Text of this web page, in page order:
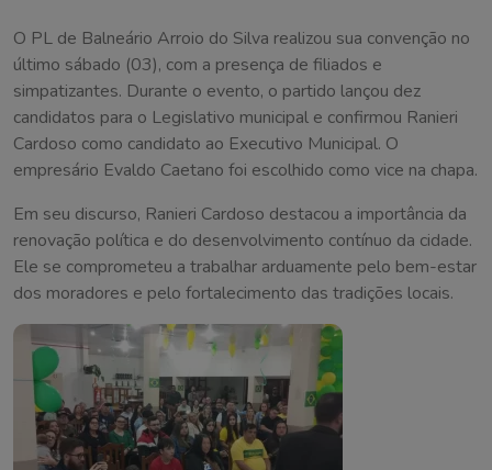
O PL de Balneário Arroio do Silva realizou sua convenção no
último sábado (03), com a presença de filiados e
simpatizantes. Durante o evento, o partido lançou dez
candidatos para o Legislativo municipal e confirmou Ranieri
Cardoso como candidato ao Executivo Municipal. O
empresário Evaldo Caetano foi escolhido como vice na chapa.
Em seu discurso, Ranieri Cardoso destacou a importância da
renovação política e do desenvolvimento contínuo da cidade.
Ele se comprometeu a trabalhar arduamente pelo bem-estar
dos moradores e pelo fortalecimento das tradições locais.